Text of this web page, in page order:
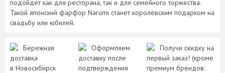
подойдет как для ресторана, так и для семейного торжества.
Такой японский фарфор Narumi станет королевским подарком на
свадьбу или юбилей.
Бережная
доставка
в Новосибирск
Оформляем
доставку после
подтверждения
Получи скидку на
первый заказ! (кроме
премиум брендов: